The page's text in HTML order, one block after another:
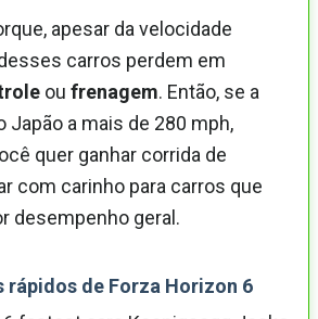
apesar da velocidade
carros perdem em
ou frenagem. Então, se a
Japão a mais de 280 mph,
quer ganhar corrida de
com carinho para carros que
desempenho geral.
rápidos de Forza Horizon 6